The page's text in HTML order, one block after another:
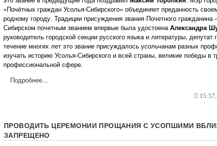
«Почётных граждан Усолья-Сибирского» объединяет преданность
родному городу. Традиции присуждения звания Почетного
Сибирском почетным званием впервые была удостоенаАлександра
руководитель городской секции русского языка и литературы, депутат
течение многих лет это звание присуждалось усольчанам разных
изучать историю Усолья-Сибирского и всей страны, великие победы в
профессиональной сфере.
Подробнее...
15:57,
ПРОВОДИТЬ ЦЕРЕМОНИИ ПРОЩАНИЯ С УСОПШИМИ
ЗАПРЕЩЕНО